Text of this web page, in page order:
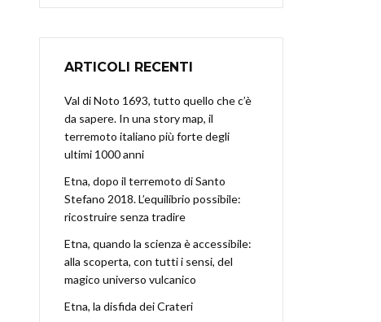
ARTICOLI RECENTI
Val di Noto 1693, tutto quello che c’è
da sapere. In una story map, il
terremoto italiano più forte degli
ultimi 1000 anni
Etna, dopo il terremoto di Santo
Stefano 2018. L’equilibrio possibile:
ricostruire senza tradire
Etna, quando la scienza è accessibile:
alla scoperta, con tutti i sensi, del
magico universo vulcanico
Etna, la disfida dei Crateri